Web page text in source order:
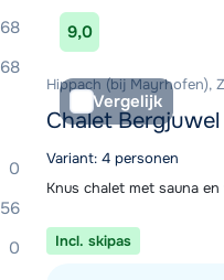
Bekijk accommodatie
9,0
Vergelijk
Hippach (bij Mayrhofen),
Chalet Bergjuwel
Variant: 4 personen
Knus chalet met sauna
Incl. skipas
68
68
0
56
0